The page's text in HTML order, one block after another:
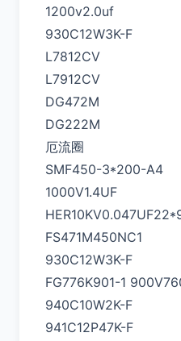
1200v2.0uf
930C12W3K-F
L7812CV
L7912CV
DG472M
DG222M
厄流圈
SMF450-3*200-A4
1000V1.4UF
FS471M450NC1
930C12W3K-F
FG776K901-1
940C10W2K-F
941C12P47K-F